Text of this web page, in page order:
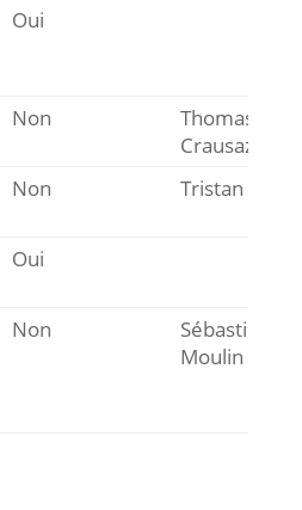
Oui
Non
Thomas
Crausaz
Non Tristan
Oui
Non
Sébastien
Moulin